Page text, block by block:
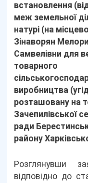
встановлення
меж земельної
натурі (на
Зінаворян Мелори
Самвелівни для
товарного
виробництва
розташовану на
Зачепилівської
ради
району
Розглянувши
відповідно до